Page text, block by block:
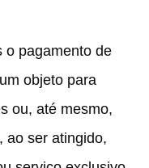
o pagamento de
objeto para
ou, até mesmo,
ao ser atingido,